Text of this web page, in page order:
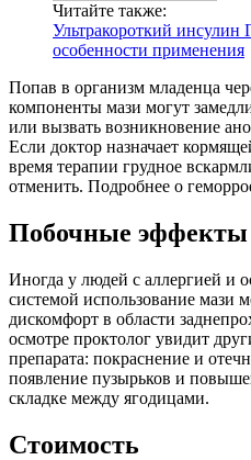
Читайте также:
Ультракороткий инсулин
особенности применения
Попав в организм младенца
компоненты мази могут
или вызвать возникновение
Если доктор назначает
время терапии грудное
отменить. Подробнее о
Побочные эффекты
Иногда у людей с аллергией и
системой использование мази
дискомфорт в области
осмотре проктолог увидит
препарата: покраснение и
появление пузырьков и
складке между ягодицами.
Стоимость